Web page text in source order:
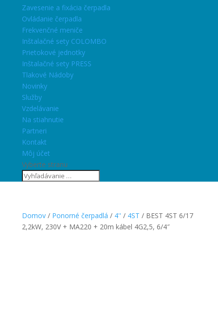
Zavesenie a fixácia čerpadla
Ovládanie čerpadla
Frekvenčné meniče
Inštalačné sety COLOMBO
Prietokové jednotky
Inštalačné sety PRESS
Tlakové Nádoby
Novinky
Služby
Vzdelávanie
Na stiahnutie
Partneri
Kontakt
Môj účet
Vyberte stranu
Domov/ Ponorné čerpadlá / 4'' / 4ST / BEST 4ST 6/17
2,2kW, 230V + MA220 + 20m kábel 4G2,5, 6/4″